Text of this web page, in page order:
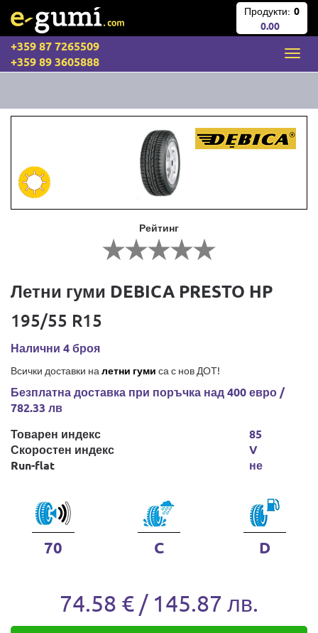
Продукти: 0
0.00
+359 87 7265509
+359 89 3605888
Рейтинг
Летни гуми DEBICA PRESTO HP
195/55 R15
Налични 4 броя
Всички доставки на летни гуми са с нов ДОТ!
Безплатна доставка при поръчка над 400 евро /
782.33 лв
Товарен индекс
Скоростен индекс
Run-flat
85
V
не
70 C D
74.58 € / 145.87 лв.